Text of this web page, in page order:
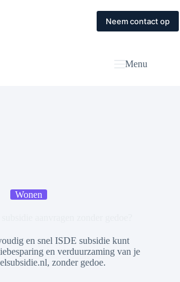
Contact
Neem contact op
Menu
Wonen
en snel ISDE subsidie kunt
en verduurzaming van je
zonder gedoe.